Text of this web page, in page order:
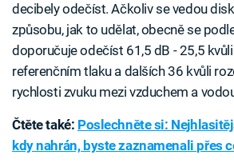
decibely odečíst. Ačkoliv se vedou
způsobu, jak to udělat, obecně se
doporučuje odečíst 61,5 dB - 25,5
referenčním tlaku a dalších 36 kvůli
rychlosti zvuku mezi vzduchem a
Čtěte také: Poslechněte si:
kdy nahrán, byste zaznamenali přes